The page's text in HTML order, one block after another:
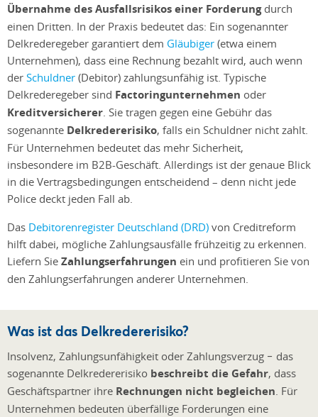
Übernahme des Ausfallsrisikos einer Forderungdurch
einen Dritten. In der Praxis bedeutet das: Ein sogenannter
Delkrederegeber garantiert dem Gläubiger (etwa einem
Unternehmen), dass eine Rechnung bezahlt wird, auch wenn
der Schuldner (Debitor) zahlungsunfähig ist. Typische
Delkrederegeber sind Factoringunternehmen oder
Kreditversicherer . Sie tragen gegen eine Gebühr das
sogenannte Delkredererisiko, falls ein Schuldner nicht zahlt.
Für Unternehmen bedeutet das mehr Sicherheit,
insbesondere im B2B-Geschäft. Allerdings ist der genaue Blick
in die Vertragsbedingungen entscheidend – denn nicht jede
Police deckt jeden Fall ab.
Das Debitorenregister Deutschland (DRD) von Creditreform
hilft dabei, mögliche Zahlungsausfälle frühzeitig zu erkennen.
Liefern Sie Zahlungserfahrungen ein und profitieren Sie von
den Zahlungserfahrungen anderer Unternehmen.
Was ist das Delkredererisiko?
Insolvenz, Zahlungsunfähigkeit oder Zahlungsverzug − das
sogenannte Delkredererisiko beschreibt die Gefahr, dass
Geschäftspartner ihre Rechnungen nicht begleichen. Für
Unternehmen bedeuten überfällige Forderungen eine